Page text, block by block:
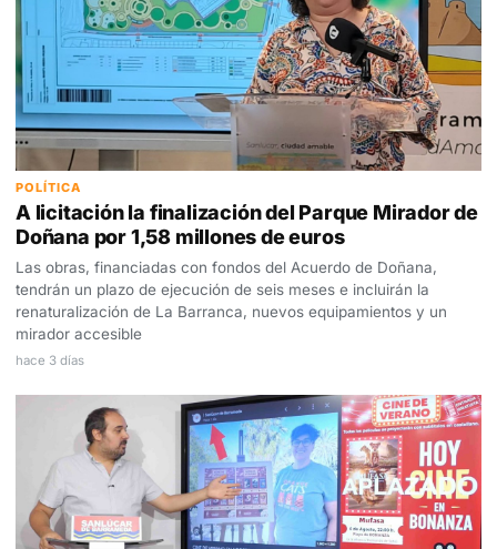
POLÍTICA
A licitación la finalización del Parque Mirador de
Doñana por 1,58 millones de euros
Las obras, financiadas con fondos del Acuerdo de Doñana,
tendrán un plazo de ejecución de seis meses e incluirán la
renaturalización de La Barranca, nuevos equipamientos y un
mirador accesible
hace 3 días